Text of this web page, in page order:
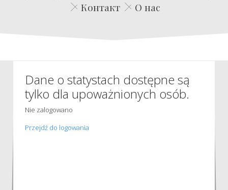
Контакт
О нас
Dane o statystach dostępne są
tylko dla upoważnionych osób.
Nie zalogowano
Przejdź do logowania